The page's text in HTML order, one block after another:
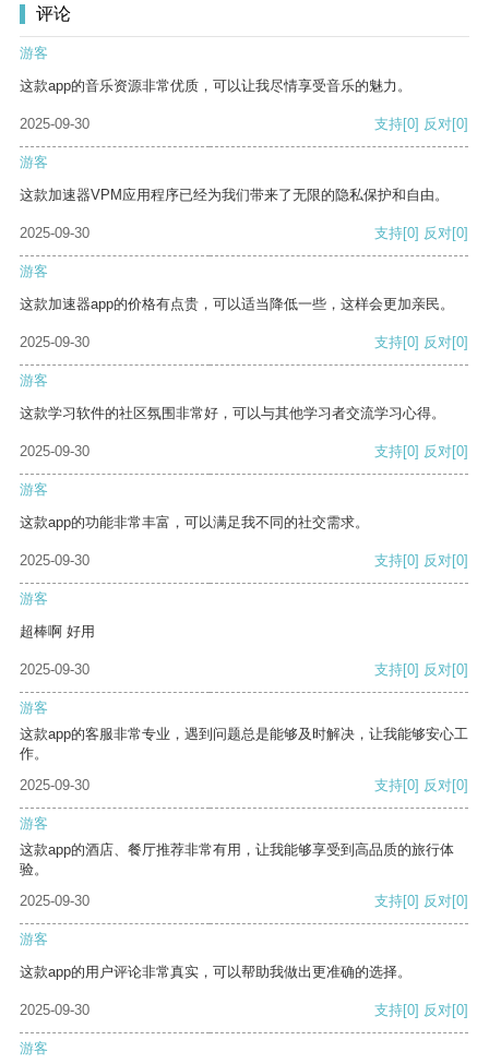
评论
游客
这款app的音乐资源非常优质，可以让我尽情享受音乐的魅力。
2025-09-30 支持[0] 反对[0]
游客
这款加速器VPM应用程序已经为我们带来了无限的隐私保护和自由。
2025-09-30 支持[0] 反对[0]
游客
这款加速器app的价格有点贵，可以适当降低一些，这样会更加亲民。
2025-09-30 支持[0] 反对[0]
游客
这款学习软件的社区氛围非常好，可以与其他学习者交流学习心得。
2025-09-30 支持[0] 反对[0]
游客
这款app的功能非常丰富，可以满足我不同的社交需求。
2025-09-30 支持[0] 反对[0]
游客
超棒啊 好用
2025-09-30 支持[0] 反对[0]
游客
这款app的客服非常专业，遇到问题总是能够及时解决，让我能够安心工
作。
2025-09-30
支持[0] 反对[0]
游客
这款app的酒店、餐厅推荐非常有用，让我能够享受到高品质的旅行体
验。
2025-09-30
支持[0] 反对[0]
游客
这款app的用户评论非常真实，可以帮助我做出更准确的选择。
2025-09-30 支持[0] 反对[0]
游客